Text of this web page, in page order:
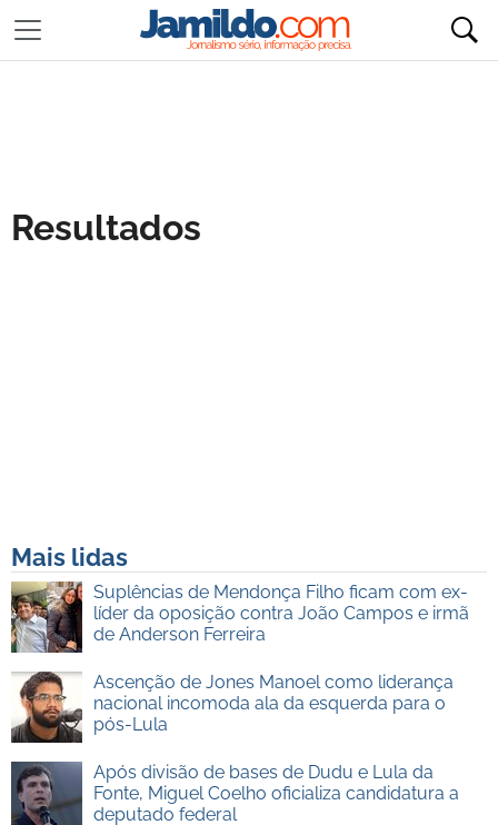
Resultados
Mais lidas
Suplências de Mendonça Filho ficam com ex-
líder da oposição contra João Campos e irmã
de Anderson Ferreira
Ascenção de Jones Manoel como liderança
nacional incomoda ala da esquerda para o
pós-Lula
Após divisão de bases de Dudu e Lula da
Fonte, Miguel Coelho oficializa candidatura a
deputado federal